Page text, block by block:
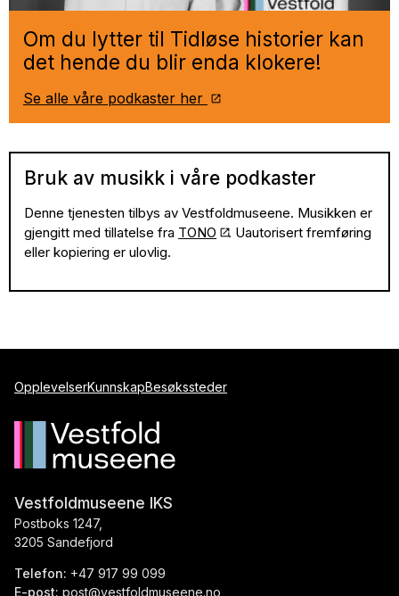
Om du lytter til Tidløse historier kan
det hende du blir enda klokere!
Se alle våre podkaster her
Bruk av musikk i våre podkaster
Denne tjenesten tilbys av Vestfoldmuseene. Musikken er
gjengitt med tillatelse fra TONO
. Uautorisert fremføring
eller kopiering er ulovlig.
OpplevelserKunnskapBesøkssteder
Vestfoldmuseene IKS
Postboks 1247,
3205 Sandefjord
Telefon: +47 917 99 099
E-post: post@vestfoldmuseene.no